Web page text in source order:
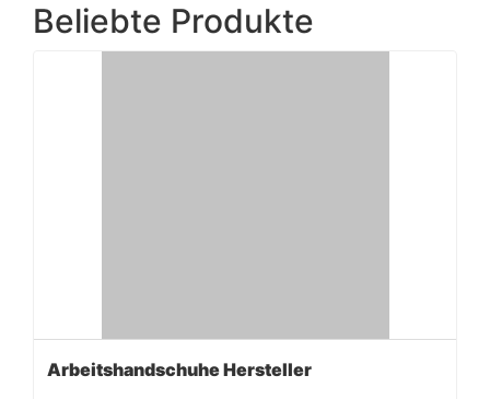
Beliebte Produkte
Arbeitshandschuhe Hersteller